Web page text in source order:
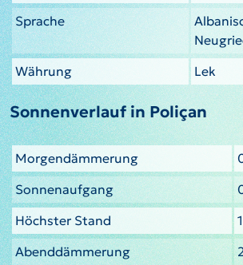
Sprache
Währung
Lek
Sonnenverlauf in Poliçan
Morgendämmerung
Sonnenaufgang
Höchster Stand
Abenddämmerung